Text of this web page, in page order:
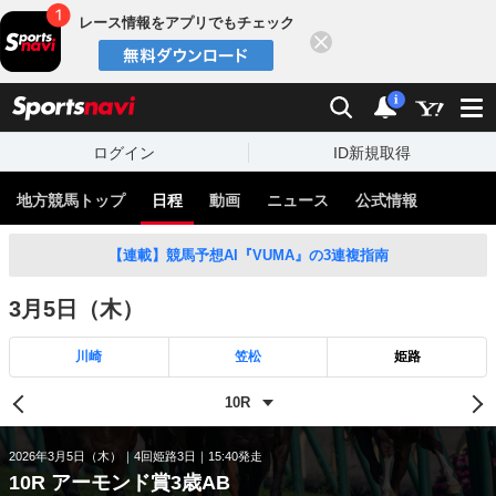
レース情報をアプリでもチェック
検索 通知
i
ログイン ID新規取得
地方競馬トップ 日程 動画 ニュース 公式情報
【連載】競馬予想AI『VUMA』の3連複指南
3月5日（木）
川崎 笠松 姫路
2026年3月5日（木） 4回姫路3日 15:40発走
10R アーモンド賞3歳AB